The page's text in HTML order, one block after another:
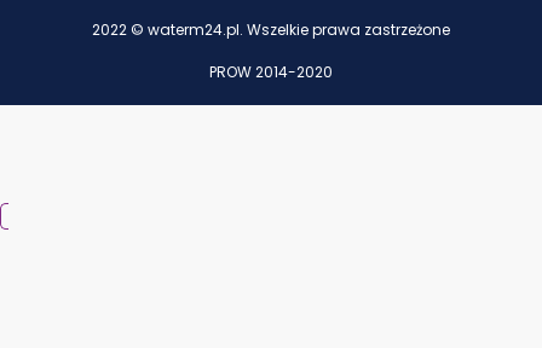
2022 © waterm24.pl. Wszelkie prawa zastrzeżone
PROW 2014-2020